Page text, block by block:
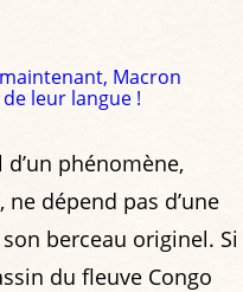
maintenant, Macron
leur langue !
phénomène,
dépend pas d’une
berceau originel. Si
du fleuve Congo